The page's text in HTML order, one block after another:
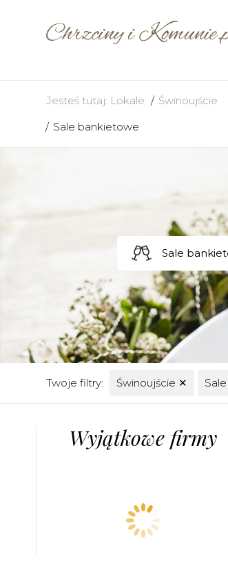
Jesteś tutaj: Lokale
Świnoujście
Sale bankietowe
Twoje filtry: Świnoujście ✕
Wyjątkowe firmy